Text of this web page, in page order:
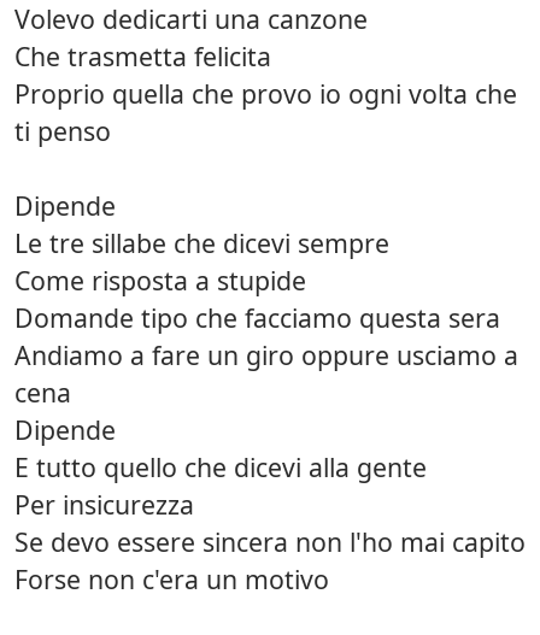
Volevo dedicarti una canzone
Che trasmetta felicita
Proprio quella che provo io ogni volta che
ti penso
Dipende
Le tre sillabe che dicevi sempre
Come risposta a stupide
Domande tipo che facciamo questa sera
Andiamo a fare un giro oppure usciamo a
cena
Dipende
E tutto quello che dicevi alla gente
Per insicurezza
Se devo essere sincera non l'ho mai capito
Forse non c'era un motivo